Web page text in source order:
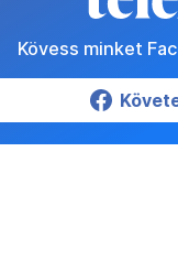
Kövess minket